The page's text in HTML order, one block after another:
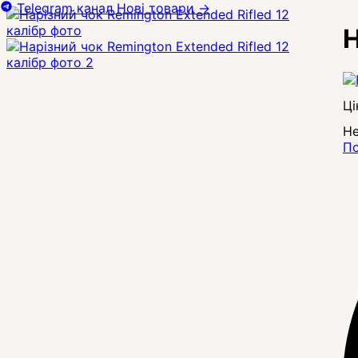
Telegram канал Нові товари→